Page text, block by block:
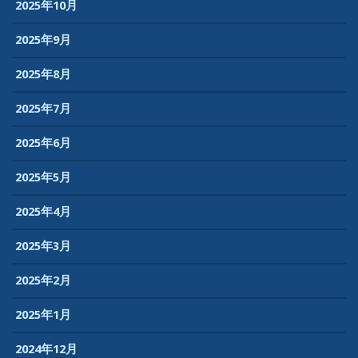
2025年10月
2025年9月
2025年8月
2025年7月
2025年6月
2025年5月
2025年4月
2025年3月
2025年2月
2025年1月
2024年12月